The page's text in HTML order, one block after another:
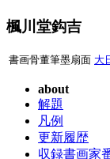
楓川堂鈎吉
書画骨董筆墨扇面 大
about
解題
凡例
更新履歴
収録書画家